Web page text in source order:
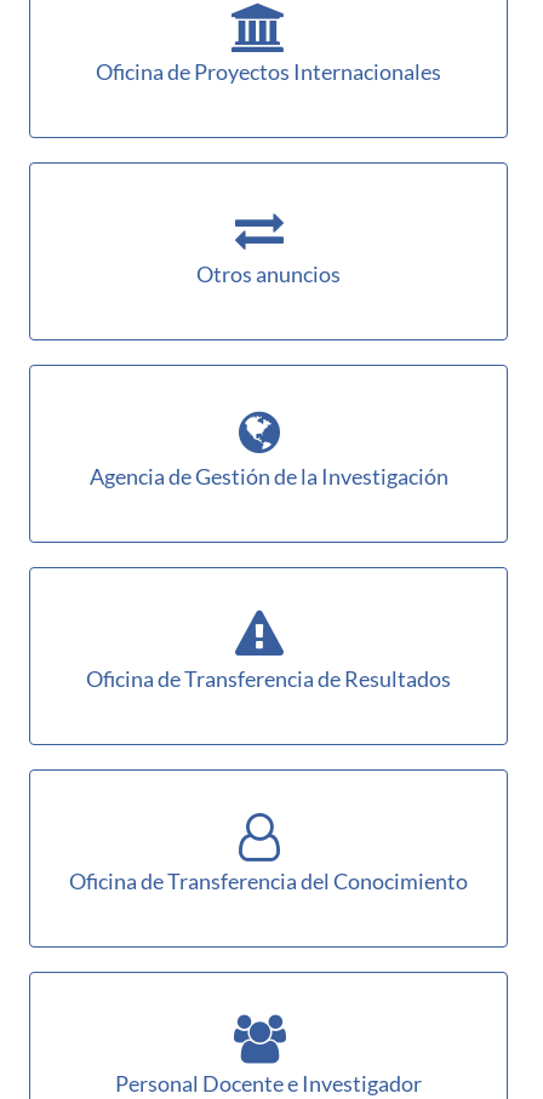
Oficina de Proyectos Internacionales
Otros anuncios
Agencia de Gestión de la Investigación
Oficina de Transferencia de Resultados
Oficina de Transferencia del Conocimiento
Personal Docente e Investigador